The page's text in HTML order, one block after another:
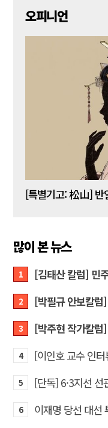
오피니언
많이 본 뉴스
1
2
3
4
5 [단독] 6·3지선
6 이재명 당선 대선